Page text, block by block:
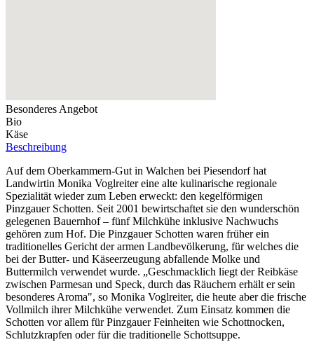
Besonderes Angebot
Bio
Käse
Beschreibung
Auf dem Oberkammern-Gut in Walchen bei Piesendorf hat
Landwirtin Monika Voglreiter eine alte kulinarische regionale
Spezialität wieder zum Leben erweckt: den kegelförmigen
Pinzgauer Schotten. Seit 2001 bewirtschaftet sie den wunderschön
gelegenen Bauernhof – fünf Milchkühe inklusive Nachwuchs
gehören zum Hof. Die Pinzgauer Schotten waren früher ein
traditionelles Gericht der armen Landbevölkerung, für welches die
bei der Butter- und Käseerzeugung abfallende Molke und
Buttermilch verwendet wurde. „Geschmacklich liegt der Reibkäse
zwischen Parmesan und Speck, durch das Räuchern erhält er sein
besonderes Aroma", so Monika Voglreiter, die heute aber die frische
Vollmilch ihrer Milchkühe verwendet. Zum Einsatz kommen die
Schotten vor allem für Pinzgauer Feinheiten wie Schottnocken,
Schlutzkrapfen oder für die traditionelle Schottsuppe.